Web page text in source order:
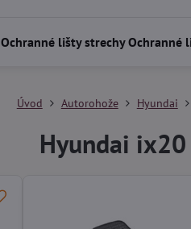
Ochranné lišty strechyOchranné
Úvod Autorohože Hyundai
Hyundai